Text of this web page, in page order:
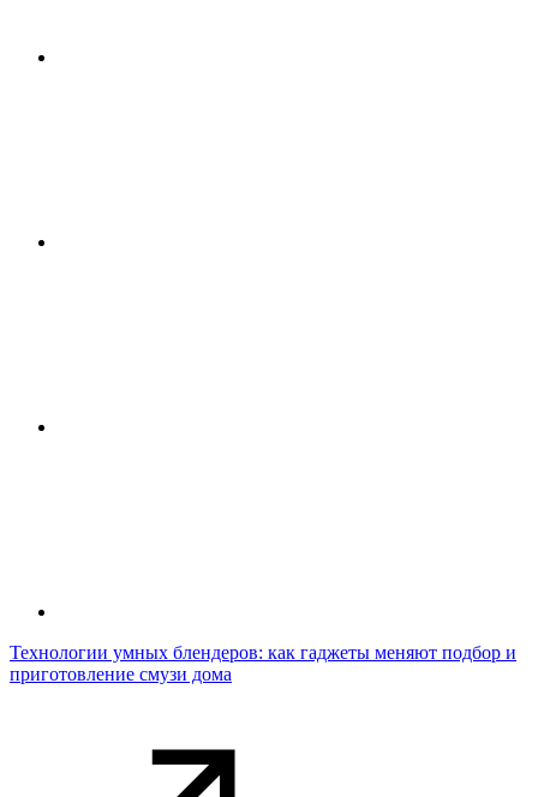
Технологии умных блендеров: как гаджеты меняют подбор и
приготовление смузи дома